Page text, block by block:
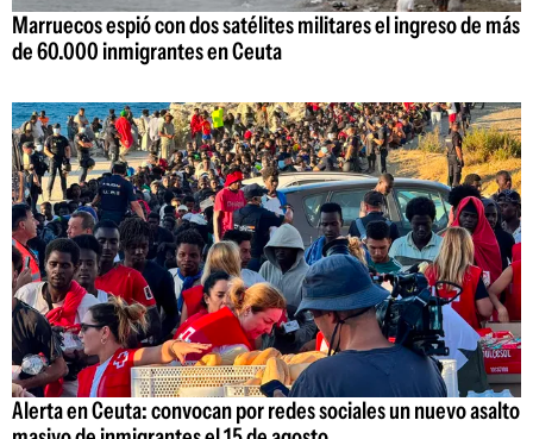
Marruecos espió con dos satélites militares el ingreso de más
de 60.000 inmigrantes en Ceuta
Alerta en Ceuta: convocan por redes sociales un nuevo asalto